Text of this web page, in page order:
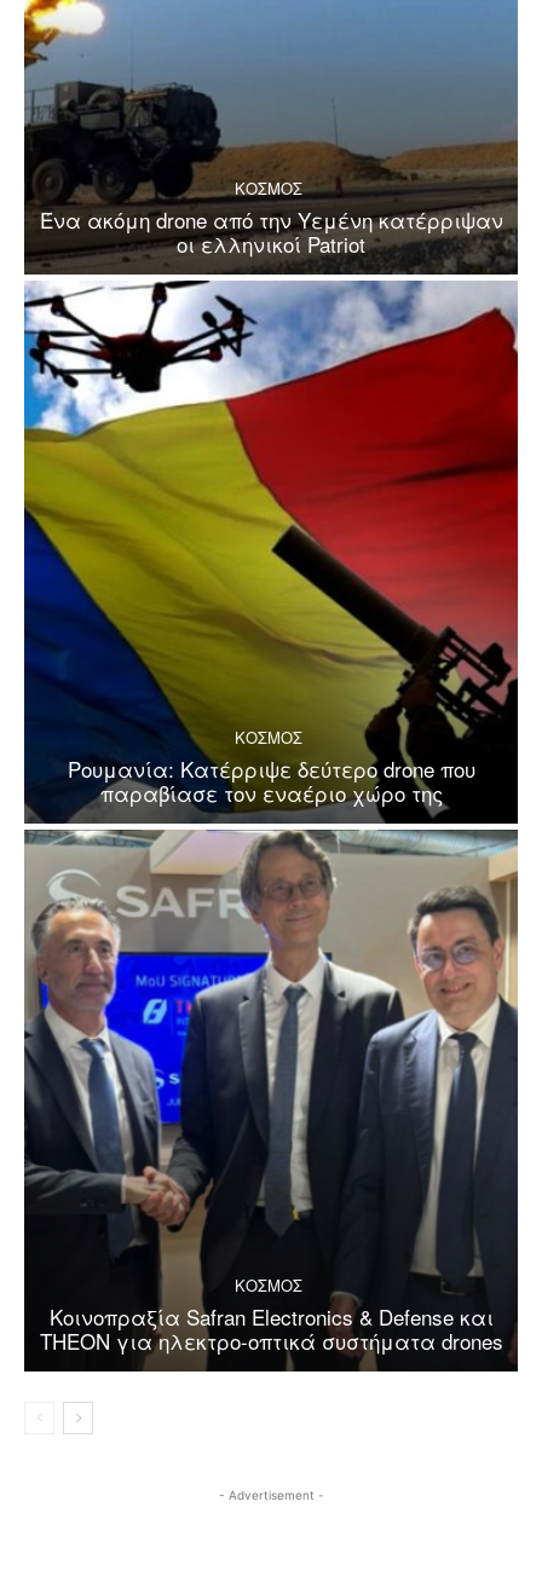
ΚΟΣΜΟΣ
Ένα ακόμη drone από την Υεμένη κατέρριψαν
οι ελληνικοί Patriot
ΚΟΣΜΟΣ
Ρουμανία: Κατέρριψε δεύτερο drone που
παραβίασε τον εναέριο χώρο της
ΚΟΣΜΟΣ
Κοινοπραξία Safran Electronics & Defense και
THEON για ηλεκτρο-οπτικά συστήματα drones
- Advertisement -